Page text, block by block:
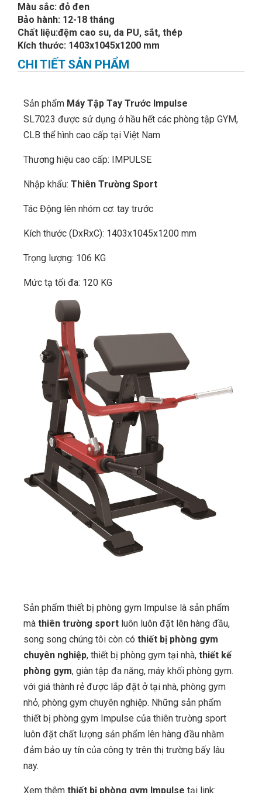
Màu sắc: đỏ đen
Bảo hành: 12-18 tháng
Chất liệu:đệm cao su, da PU, sắt, thép
Kích thước: 1403x1045x1200 mm
CHI TIẾT SẢN PHẨM
Sản phẩm Máy Tập Tay Trước Impulse
SL7023 được sử dụng ở hầu hết các phòng tập GYM,
CLB thể hình cao cấp tại Việt Nam
Thương hiệu cao cấp: IMPULSE
Nhập khẩu: Thiên Trường Sport
Tác Động lên nhóm cơ: tay trước
Kích thước (DxRxC): 1403x1045x1200 mm
Trọng lượng: 106 KG
Mức tạ tối đa: 120 KG
Sản phẩm thiết bị phòng gym Impulse là sản phẩm
mà thiên trường sport luôn luôn đặt lên hàng đầu,
song song chúng tôi còn có thiết bị phòng gym
chuyên nghiệp, thiết bị phòng gym tại nhà, thiết kế
phòng gym, giàn tập đa năng, máy khối phòng gym.
với giá thành rẻ được lắp đặt ở tại nhà, phòng gym
nhỏ, phòng gym chuyên nghiệp. Những sản phẩm
thiết bị phòng gym Impulse của thiên trường sport
luôn đặt chất lượng sản phẩm lên hàng đầu nhằm
đảm bảo uy tín của công ty trên thị trường bấy lâu
nay.
Xem thêm thiết bị phòng gym Impulse tại link: